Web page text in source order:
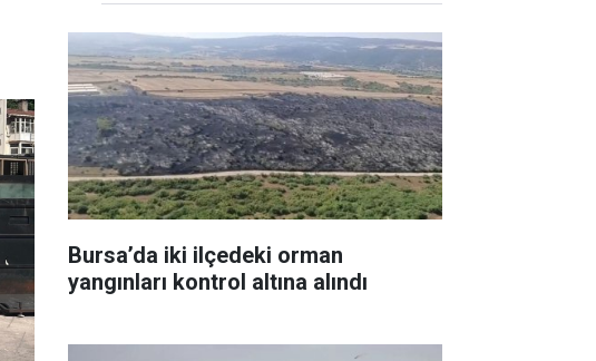
Bursa’da iki ilçedeki orman
yangınları kontrol altına alındı